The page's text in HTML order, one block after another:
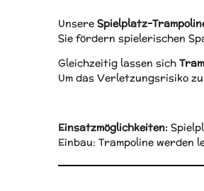
Unsere Spielplatz-
Sie fördern spielerischen
Gleichzeitig lassen sich
Um das Verletzungsrisiko
Einsatzmöglichkeiten:
Einbau: Trampoline werden